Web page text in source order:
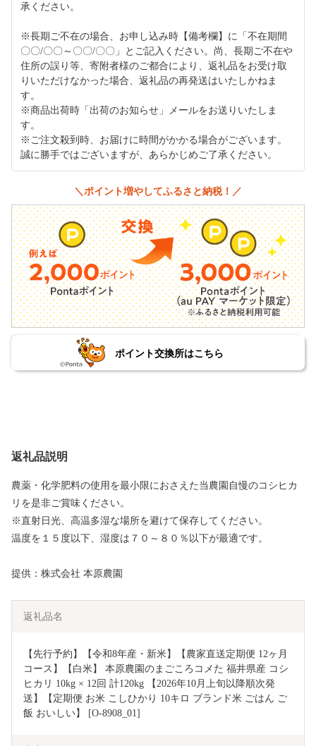
承ください。
※長期ご不在の場合、お申し込み時【備考欄】に「不在期間
〇〇/〇〇～〇〇/〇〇」とご記入ください。尚、長期ご不在や
住所の誤り等、寄附者様のご都合により、返礼品をお受け取
りいただけなかった場合、返礼品の再発送はいたしかねま
す。
※商品出荷時「出荷のお知らせ」メールをお送りいたしま
す。
※ご注文殺到時、お届けに時間がかかる場合がございます。
誠に勝手ではございますが、あらかじめご了承ください。
＼ポイント増やしてふるさと納税！／
ポイント交換所はこちら
返礼品説明
農薬・化学肥料の使用を最小限におさえた当農園自慢のコシヒカ
リを是非ご賞味ください。
※直射日光、高温多湿な場所を避けて保存してください。
温度を１５度以下、湿度は７０～８０％以下が最適です。
提供：株式会社 本原農園
返礼品名
【先行予約】【令和8年産・新米】【農家直送定期便 12ヶ月
コース】【白米】 本原農園のまごころコメた 福井県産 コシ
ヒカリ 10kg × 12回 計120kg 【2026年10月上旬以降順次発
送】【定期便 お米 こしひかり 10キロ ブランド米 ごはん ご
飯 おいしい】 [O-8908_01]